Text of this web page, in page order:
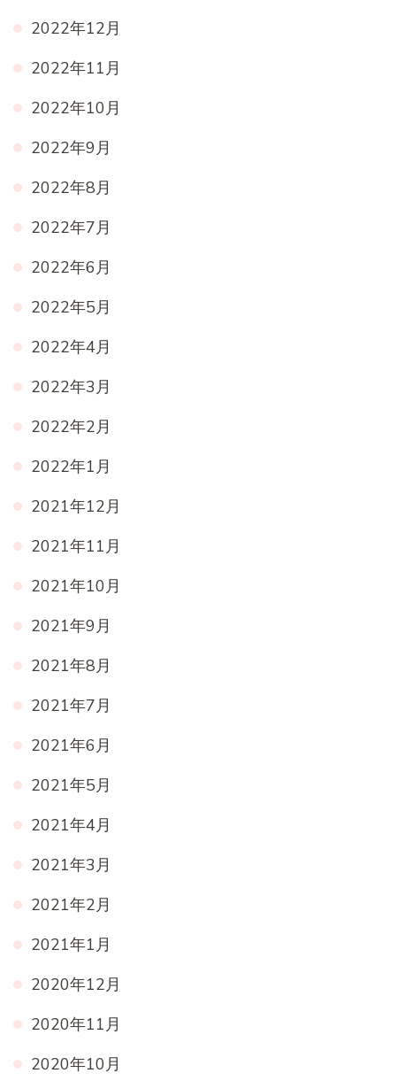
2022年12月
2022年11月
2022年10月
2022年9月
2022年8月
2022年7月
2022年6月
2022年5月
2022年4月
2022年3月
2022年2月
2022年1月
2021年12月
2021年11月
2021年10月
2021年9月
2021年8月
2021年7月
2021年6月
2021年5月
2021年4月
2021年3月
2021年2月
2021年1月
2020年12月
2020年11月
2020年10月